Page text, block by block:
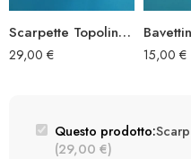
Scarpette Topolino azzurro
29,00 € 15,00 €
Questo prodotto:
(29,00 €)